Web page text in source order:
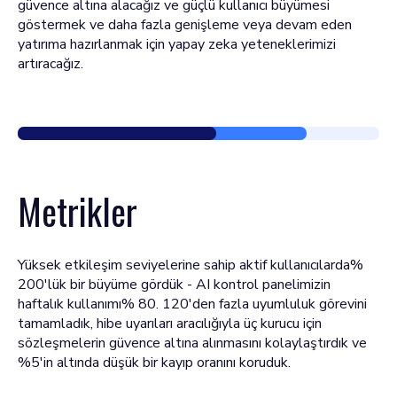
güvence altına alacağız ve güçlü kullanıcı büyümesi
göstermek ve daha fazla genişleme veya devam eden
yatırıma hazırlanmak için yapay zeka yeteneklerimizi
artıracağız.
Metrikler
Yüksek etkileşim seviyelerine sahip aktif kullanıcılarda%
200'lük bir büyüme gördük - AI kontrol panelimizin
haftalık kullanımı% 80. 120'den fazla uyumluluk görevini
tamamladık, hibe uyarıları aracılığıyla üç kurucu için
sözleşmelerin güvence altına alınmasını kolaylaştırdık ve
%5'in altında düşük bir kayıp oranını koruduk.